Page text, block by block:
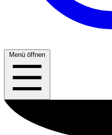
Menü öffnen